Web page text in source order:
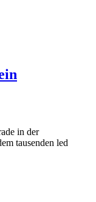
in der
tausenden led